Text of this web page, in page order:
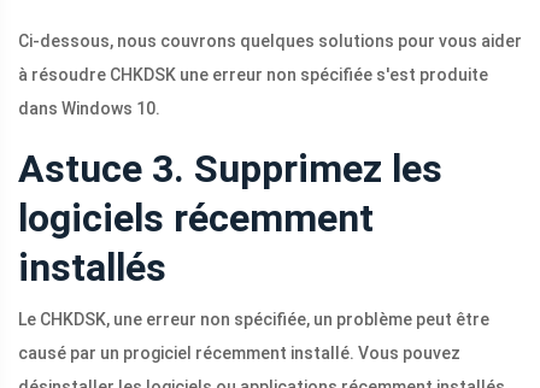
Ci-dessous, nous couvrons quelques solutions pour vous aider
à résoudre CHKDSK une erreur non spécifiée s'est produite
dans Windows 10.
Astuce 3. Supprimez les
logiciels récemment
installés
Le CHKDSK, une erreur non spécifiée, un problème peut être
causé par un progiciel récemment installé. Vous pouvez